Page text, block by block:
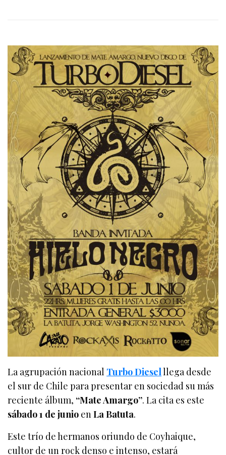
La agrupación nacional Turbo Dieselllega desde
el sur de Chile para presentar en sociedad su más
reciente álbum, “Mate Amargo”. La cita es este
sábado 1 de junio enLa Batuta.
Este trío de hermanos oriundo de Coyhaique,
cultor de un rock denso e intenso, estará